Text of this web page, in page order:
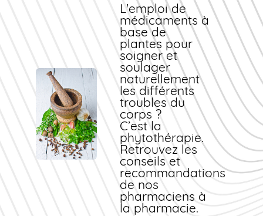
L'emploi de
médicaments à
base de
plantes pour
soigner et
soulager
naturellement
les différents
troubles du
corps ?
C’est la
phytothérapie.
Retrouvez les
conseils et
recommandations
de nos
pharmaciens à
la pharmacie.